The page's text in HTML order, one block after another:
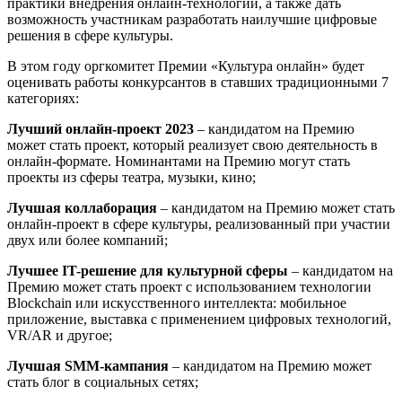
возможность участникам разработать наилучшие цифровые
решения в сфере культуры.
В этом году оргкомитет Премии «Культура онлайн» будет
оценивать работы конкурсантов в ставших традиционными 7
категориях:
Лучший онлайн-проект 2023 – кандидатом на Премию
может стать проект, который реализует свою деятельность в
онлайн-формате. Номинантами на Премию могут стать
проекты из сферы театра, музыки, кино;
Лучшая коллаборация – кандидатом на Премию может стать
онлайн-проект в сфере культуры, реализованный при участии
двух или более компаний;
Лучшее IT-решение для культурной сферы – кандидатом на
Премию может стать проект с использованием технологии
Blockchain или искусственного интеллекта: мобильное
приложение, выставка с применением цифровых технологий,
VR/AR и другое;
Лучшая SMM-кампания – кандидатом на Премию может
стать блог в социальных сетях;